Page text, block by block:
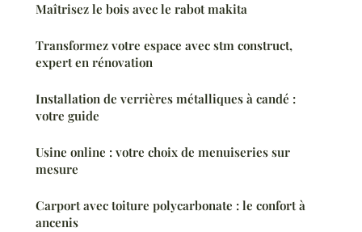
Maîtrisez le bois avec le rabot makita
Transformez votre espace avec stm construct,
expert en rénovation
Installation de verrières métalliques à candé :
votre guide
Usine online : votre choix de menuiseries sur
mesure
Carport avec toiture polycarbonate : le confort à
ancenis